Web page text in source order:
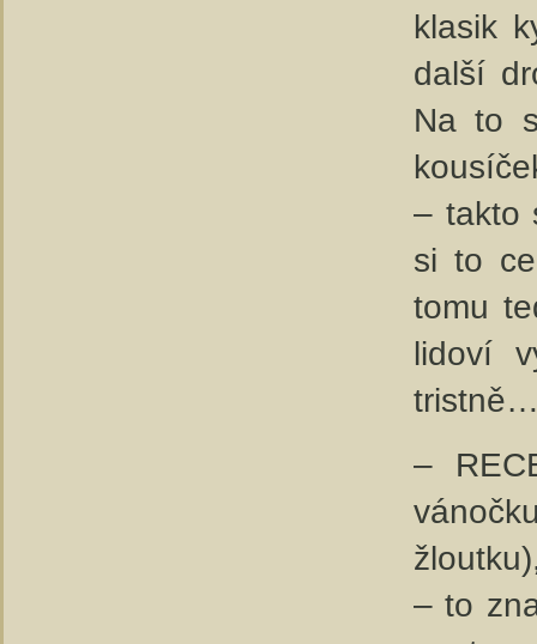
klasik
další
Na to
– takto
si to
tomu
lidoví
–
– to